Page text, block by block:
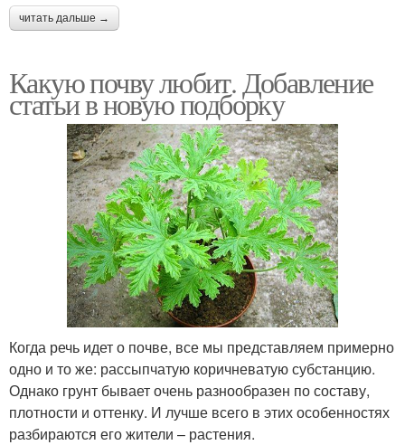
читать дальше →
Какую почву любит. Добавление
статьи в новую подборку
Когда речь идет о почве, все мы представляем примерно
одно и то же: рассыпчатую коричневатую субстанцию.
Однако грунт бывает очень разнообразен по составу,
плотности и оттенку. И лучше всего в этих особенностях
разбираются его жители – растения.